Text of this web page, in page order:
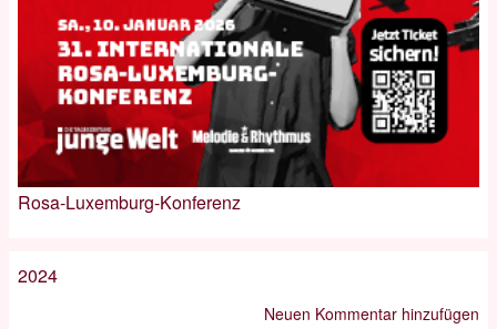
Rosa-Luxemburg-Konferenz
2024
Neuen Kommentar hinzufügen